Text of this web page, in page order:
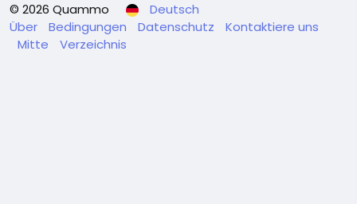
© 2026 Quammo
Deutsch
Über
Bedingungen Datenschutz
Kontaktiere uns
Mitte
Verzeichnis